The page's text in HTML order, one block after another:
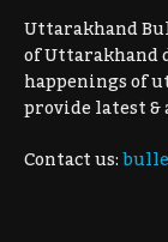
Uttarakhand
of Uttarakhand
happenings of
provide latest
Contact us: